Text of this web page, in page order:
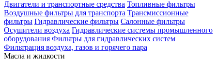
Двигатели и транспортные средства Топливные фильтры
Воздушные фильтры для транспорта Трансмиссионные
фильтры Гидравлические фильтры Салонные фильтры
Осушители воздуха Гидравлические системы промышленного
оборудования Фильтры для гидравлических систем
Фильтрация воздуха, газов и горячего пара
Масла и жидкости